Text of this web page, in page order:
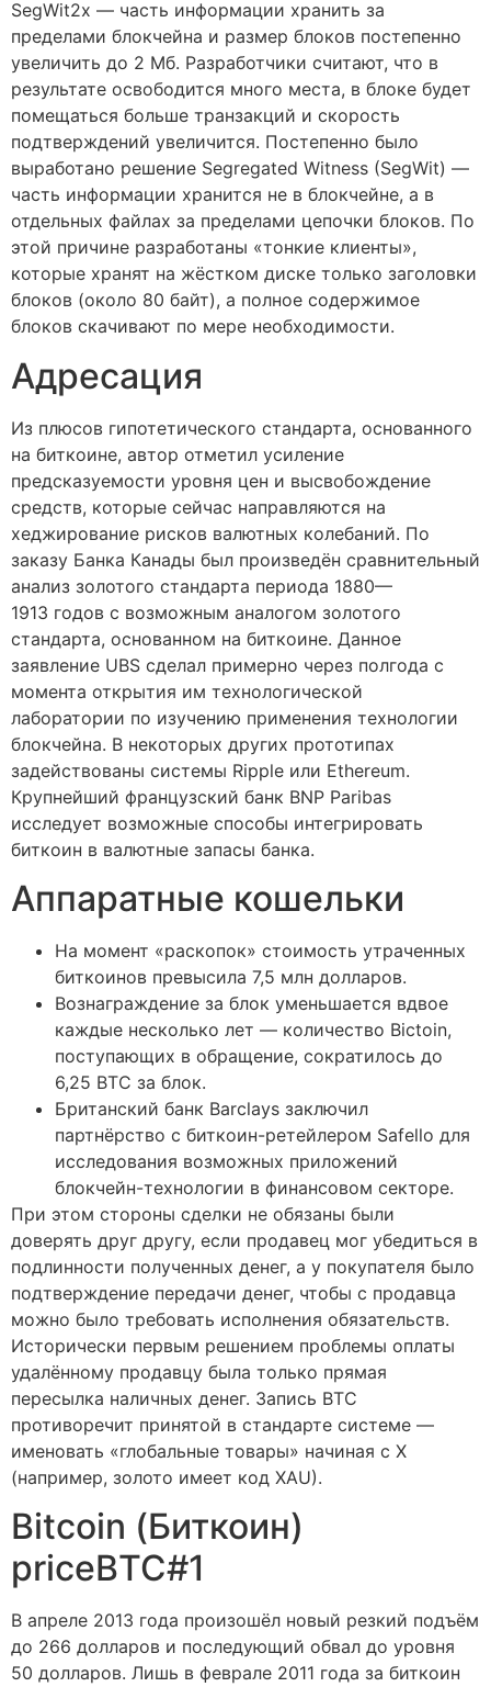
SegWit2x — часть информации хранить за
пределами блокчейна и размер блоков постепенно
увеличить до 2 Мб. Разработчики считают, что в
результате освободится много места, в блоке будет
помещаться больше транзакций и скорость
подтверждений увеличится. Постепенно было
выработано решение Segregated Witness (SegWit) —
часть информации хранится не в блокчейне, а в
отдельных файлах за пределами цепочки блоков. По
этой причине разработаны «тонкие клиенты»,
которые хранят на жёстком диске только заголовки
блоков (около 80 байт), а полное содержимое
блоков скачивают по мере необходимости.
Адресация
Из плюсов гипотетического стандарта, основанного
на биткоине, автор отметил усиление
предсказуемости уровня цен и высвобождение
средств, которые сейчас направляются на
хеджирование рисков валютных колебаний. По
заказу Банка Канады был произведён сравнительный
анализ золотого стандарта периода 1880—
1913 годов с возможным аналогом золотого
стандарта, основанном на биткоине. Данное
заявление UBS сделал примерно через полгода с
момента открытия им технологической
лаборатории по изучению применения технологии
блокчейна. В некоторых других прототипах
задействованы системы Ripple или Ethereum.
Крупнейший французский банк BNP Paribas
исследует возможные способы интегрировать
биткоин в валютные запасы банка.
Аппаратные кошельки
На момент «раскопок» стоимость утраченных
биткоинов превысила 7,5 млн долларов.
Вознаграждение за блок уменьшается вдвое
каждые несколько лет — количество Bictoin,
поступающих в обращение, сократилось до
6,25 BTC за блок.
Британский банк Barclays заключил
партнёрство с биткоин-ретейлером Safello для
исследования возможных приложений
блокчейн-технологии в финансовом секторе.
При этом стороны сделки не обязаны были
доверять друг другу, если продавец мог убедиться в
подлинности полученных денег, а у покупателя было
подтверждение передачи денег, чтобы с продавца
можно было требовать исполнения обязательств.
Исторически первым решением проблемы оплаты
удалённому продавцу была только прямая
пересылка наличных денег. Запись BTC
противоречит принятой в стандарте системе —
именовать «глобальные товары» начиная с X
(например, золото имеет код XAU).
Bitcoin (Биткоин)
priceBTC#1
В апреле 2013 года произошёл новый резкий подъём
до 266 долларов и последующий обвал до уровня
50 долларов. Лишь в феврале 2011 года за биткоин